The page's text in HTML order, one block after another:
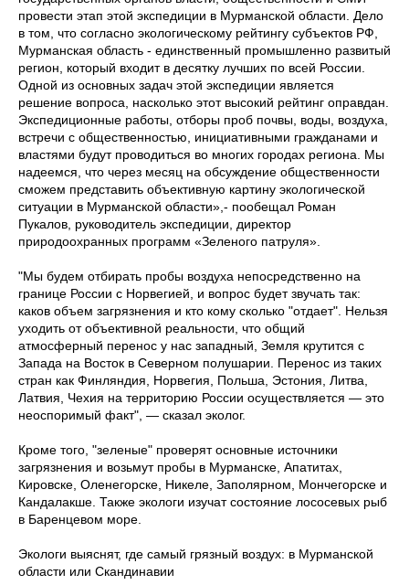
провести этап этой экспедиции в Мурманской области. Дело
в том, что согласно экологическому рейтингу субъектов РФ,
Мурманская область - единственный промышленно развитый
регион, который входит в десятку лучших по всей России.
Одной из основных задач этой экспедиции является
решение вопроса, насколько этот высокий рейтинг оправдан.
Экспедиционные работы, отборы проб почвы, воды, воздуха,
встречи с общественностью, инициативными гражданами и
властями будут проводиться во многих городах региона. Мы
надеемся, что через месяц на обсуждение общественности
сможем представить объективную картину экологической
ситуации в Мурманской области»,- пообещал Роман
Пукалов, руководитель экспедиции, директор
природоохранных программ «Зеленого патруля».
"Мы будем отбирать пробы воздуха непосредственно на
границе России с Норвегией, и вопрос будет звучать так:
каков объем загрязнения и кто кому сколько "отдает". Нельзя
уходить от объективной реальности, что общий
атмосферный перенос у нас западный, Земля крутится с
Запада на Восток в Северном полушарии. Перенос из таких
стран как Финляндия, Норвегия, Польша, Эстония, Литва,
Латвия, Чехия на территорию России осуществляется — это
неоспоримый факт", — сказал эколог.
Кроме того, "зеленые" проверят основные источники
загрязнения и возьмут пробы в Мурманске, Апатитах,
Кировске, Оленегорске, Никеле, Заполярном, Мончегорске и
Кандалакше. Также экологи изучат состояние лососевых рыб
в Баренцевом море.
Экологи выяснят, где самый грязный воздух: в Мурманской
области или Скандинавии